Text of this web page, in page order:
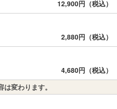
12,900円（税込）
2,880円（税込）
4,680円（税込）
変わります。